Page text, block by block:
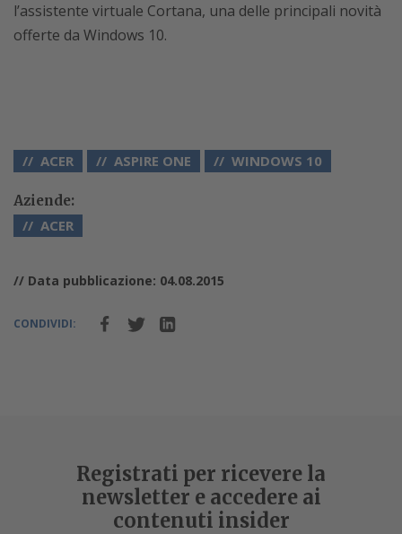
l’assistente virtuale Cortana, una delle principali novità
offerte da Windows 10.
ACER ASPIRE ONE WINDOWS 10
Aziende:
ACER
// Data pubblicazione: 04.08.2015
CONDIVIDI:
Registrati per ricevere la
newsletter e accedere ai
contenuti insider